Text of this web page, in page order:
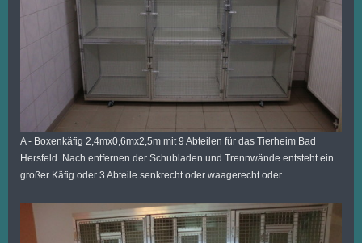
A - Boxenkäfig 2,4mx0,6mx2,5m mit 9 Abteilen für das Tierheim Bad
Hersfeld. Nach entfernen der Schubladen und Trennwände entsteht ein
großer Käfig oder 3 Abteile senkrecht oder waagerecht oder......